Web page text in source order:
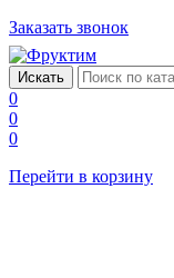
Заказать звонок
0
0
0
Перейти в корзину